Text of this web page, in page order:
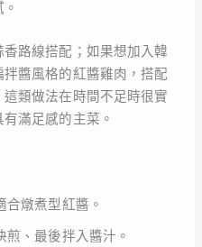
路線搭配；如果想加入韓
醬風格的紅醬雞肉，搭配
類做法在時間不足時很實
滿足感的主菜。
合燉煮型紅醬。
、最後拌入醬汁。